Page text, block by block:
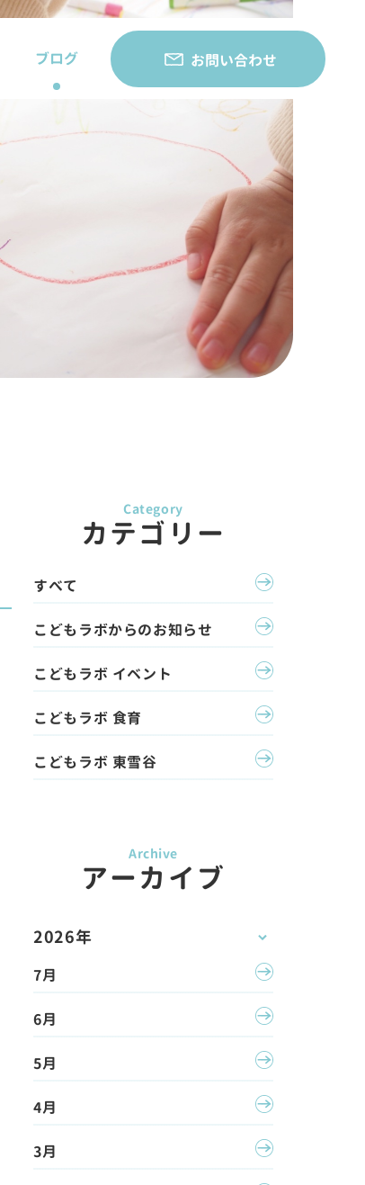
ブログ お問い合わせ
カテゴリー
すべて
こどもラボからのお知らせ
こどもラボ イベント
こどもラボ 食育
こどもラボ 東雪谷
アーカイブ
2026年
7月
6月
5月
4月
3月